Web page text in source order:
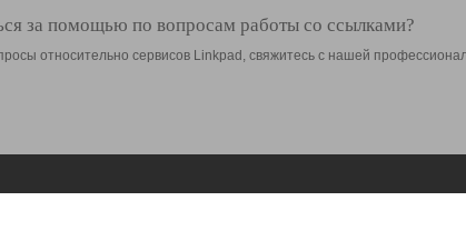
за помощью по вопросам работы со ссылками?
относительно сервисов Linkpad, свяжитесь с нашей